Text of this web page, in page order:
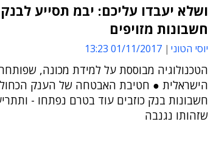
ושלא יעבדו עליכם: יבמ תסייע
חשבונות מזויפים
יוסי הטוני 01/11/2017 13:23
הטכנולוגיה מבוססת על למידת מכונה,
הישראלית ● חטיבת האבטחה של הענק
חשבונות בנק כוזבים עוד בטרם נפתחו -
שזהותו נגנבה